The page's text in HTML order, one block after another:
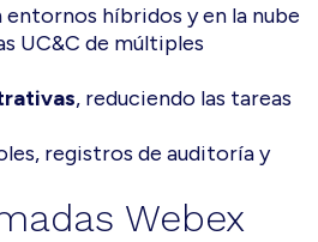
híbridos y en la nube
UC&C de múltiples
, reduciendo las tareas
registros de auditoría y
Webex